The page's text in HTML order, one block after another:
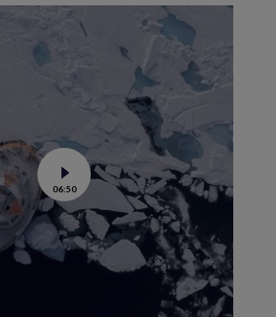
Voir
la
vidéo
de
Tara
Polar
station
:
06:50